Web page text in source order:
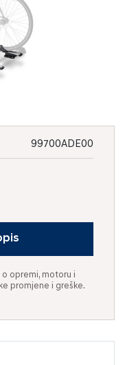
99700ADE00
opremi, motoru i
promjene i greške.